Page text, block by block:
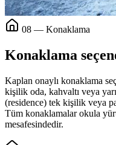
08 — Konaklama
Konaklama
Kaplan onaylı konaklama
kişilik oda, kahvaltı veya
(residence) tek kişilik veya
Tüm konaklamalar okula
mesafesindedir.